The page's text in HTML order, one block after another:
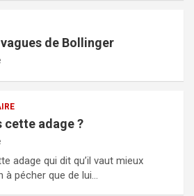
de Bollinger
cette adage ?
adage qui dit qu’il vaut mieux
à pécher que de lui…